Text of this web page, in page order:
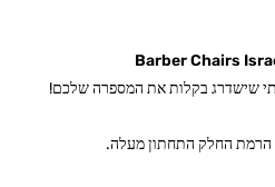
שישדרג בקלות את המספרה שלכם!
הרמת החלק התחתון מעלה.